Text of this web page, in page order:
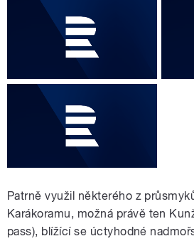
Patrně využil některého z
Karákoramu, možná právě ten
pass), blížící se úctyhodné